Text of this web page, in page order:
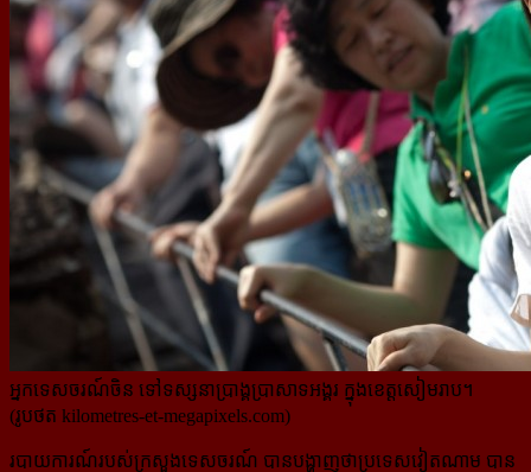
អ្នកទេសចរណ៍ចិន ទៅទស្សនាប្រាង្គប្រាសាទអង្គរ ក្នុងខេត្តសៀមរាប។
(រូបថត kilometres-et-megapixels.com)
របាយការណ៍របស់ក្រសួងទេសចរណ៍ បានបង្ហាញថាប្រទេសវៀតណាម បាន